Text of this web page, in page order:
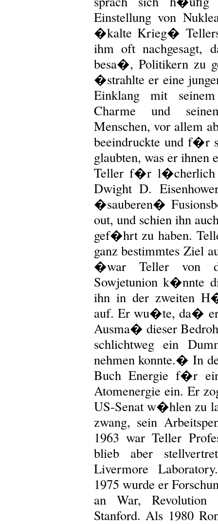
Einstellung von
�kalte Krieg�
ihm oft nachgesagt,
besa�, Politikern zu
�strahlte er eine
Einklang mit
Charme und
Menschen, vor allem
beeindruckte und f�r
glaubten, was er
Teller f�r
Dwight D.
�sauberen�
out, und schien ihn
gef�hrt zu haben.
ganz bestimmtes Ziel
�war Teller von
Sowjetunion k�nnte
ihn in der zweiten
auf. Er wu�te, da� er
Ausma� dieser
schlichtweg ein
nehmen konnte.� In
Buch Energie f�r
Atomenergie ein. Er
US-Senat w�hlen zu
zwang, sein
1963 war Teller
blieb aber
Livermore
1975 wurde er
an War,
Stanford. Als 1980